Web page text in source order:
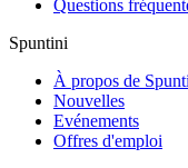
Questions
Spuntini
À propos de
Nouvelles
Evénements
Offres d'emploi